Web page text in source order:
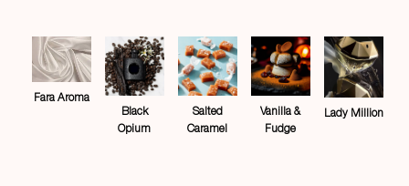
Fara Aroma
Black
Opium
Salted
Caramel
Vanilla &
Fudge
Lady Million